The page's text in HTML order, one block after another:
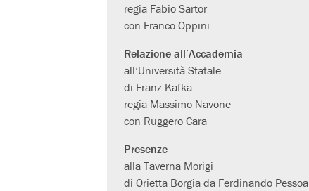
regia Fabio Sartor
con Franco Oppini
Relazione all’Accademia
all’Università Statale
di Franz Kafka
regia Massimo Navone
con Ruggero Cara
Presenze
alla Taverna Morigi
di Orietta Borgia da Ferdinando Pessoa